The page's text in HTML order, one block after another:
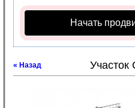
Начать
« Назад